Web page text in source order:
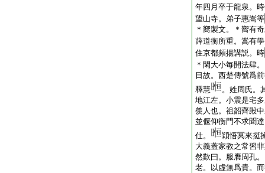
年四月卒于龍泉。
望山寺。弟子惠嵩等
＊嚮製文。＊嚮有
薛道衡所重。嵩有
住京都頻揚講説。時
＊閑大小毎開法肆
日故。西楚傳號爲
釋慧
。姓周氏。
地江左。小震是宅
羨人也。祖韶齊殿
並偃仰衡門不求聞
仕。
穎悟冥來挺
大義蓋家教之常習
然歎曰。服膺周孔
老。以虚無爲貴。